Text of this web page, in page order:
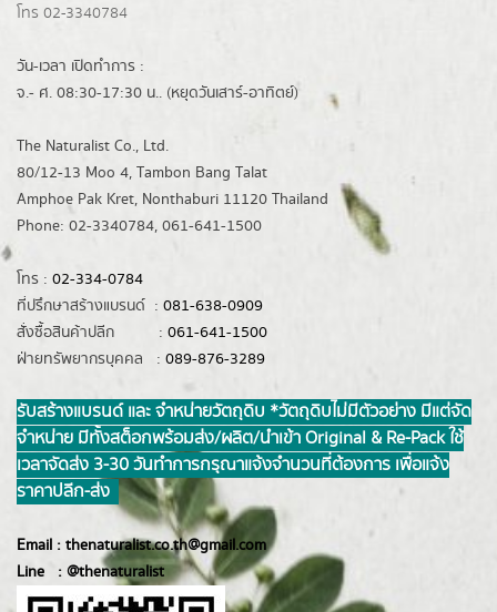
โทร 02-3340784
วัน-เวลา เปิดทำการ :
จ.- ศ. 08:30-17:30 น.. (หยุดวันเสาร์-อาทิตย์)
The Naturalist Co., Ltd.
80/12-13 Moo 4, Tambon Bang Talat
Amphoe Pak Kret, Nonthaburi 11120 Thailand
Phone: 02-3340784, 061-641-1500
โทร : 02-334-0784
ที่ปรึกษาสร้างแบรนด์ : 081-638-0909
สั่งซื้อสินค้าปลีก : 061-641-1500
ฝ่ายทรัพยากรบุคคล : 089-876-3289
รับสร้างแบรนด์ และ จำหน่ายวัตถุดิบ *วัตถุดิบไม่มีตัวอย่าง มีแต่จัด
จำหน่าย มีทั้งสต็อกพร้อมส่ง/ผลิต/นำเข้า Original & Re-Pack ใช้
เวลาจัดส่ง 3-30 วันทำการ กรุณาแจ้งจำนวนที่ต้องการ เพื่อแจ้ง
ราคาปลีก-ส่ง
Email : thenaturalist.co.th@gmail.com
Line : @thenaturalist